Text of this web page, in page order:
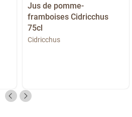
Jus de pomme-
framboises Cidricchus
75cl
Cidricchus